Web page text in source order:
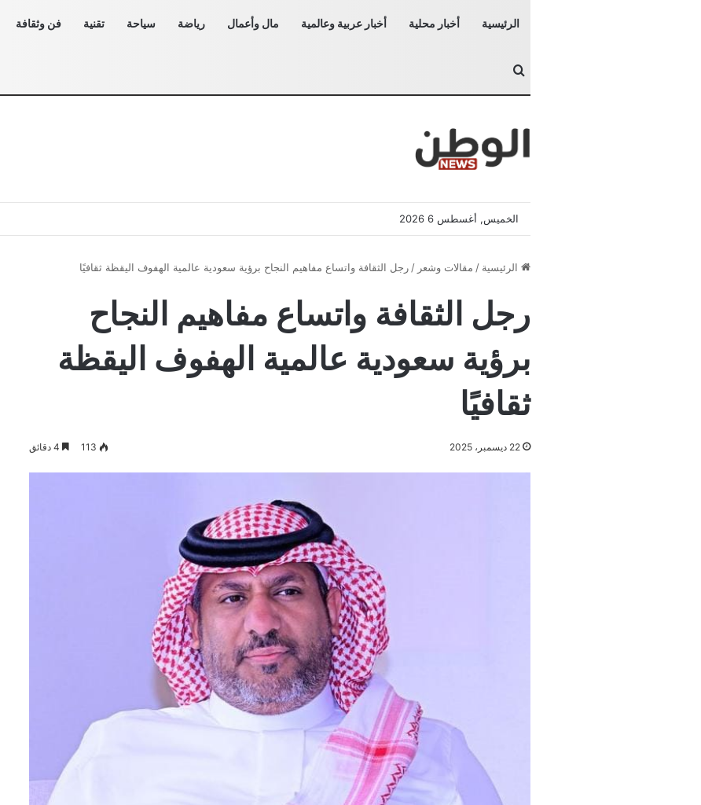
الرئيسية أخبار محلية أخبار عربية وعالمية مال وأعمال رياضة سياحة تقنية فن وثقافة
بحث عن
الخميس, أغسطس 6 2026
الرئيسية / مقالات وشعر / رجل الثقافة واتساع مفاهيم النجاح برؤية سعودية عالمية الهفوف اليقظة ثقافيًا
رجل الثقافة واتساع مفاهيم النجاح
برؤية سعودية عالمية الهفوف اليقظة
ثقافيًا
22 ديسمبر، 2025 113